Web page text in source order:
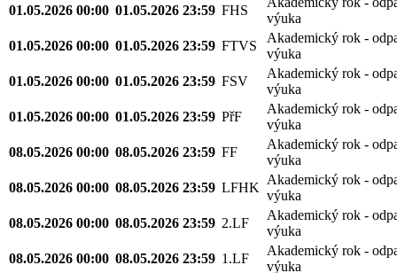
01.05.2026 00:00 01.05.2026 23:59 FHS
výuka
01.05.2026 00:00 01.05.2026 23:59 FTVS
Akademický rok -
výuka
01.05.2026 00:00 01.05.2026 23:59 FSV
Akademický rok -
výuka
01.05.2026 00:00 01.05.2026 23:59 PřF
Akademický rok -
výuka
08.05.2026 00:00 08.05.2026 23:59 FF
Akademický rok -
výuka
08.05.2026 00:00 08.05.2026 23:59 LFHK
Akademický rok -
výuka
08.05.2026 00:00 08.05.2026 23:59 2.LF
Akademický rok -
výuka
08.05.2026 00:00 08.05.2026 23:59 1.LF
Akademický rok -
výuka